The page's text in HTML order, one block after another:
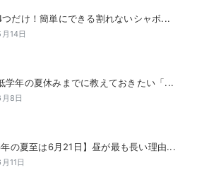
だけ！簡単にできる割れないシャボ...
14日
学年の夏休みまでに教えておきたい「...
8日
年の夏至は6月21日】昼が最も長い理由...
11日